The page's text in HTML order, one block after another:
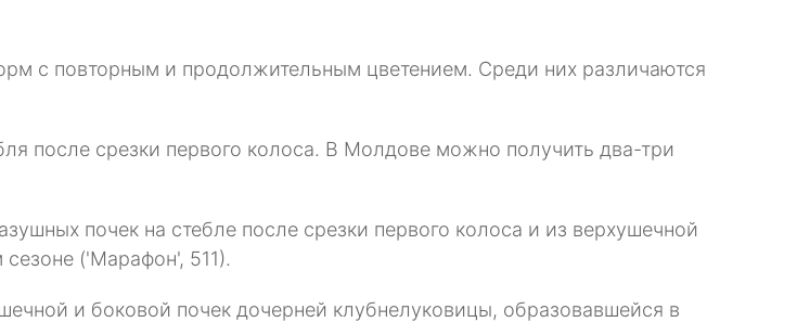
с повторным и продолжительным цветением. Среди них различаются
после срезки первого колоса. В Молдове можно получить два-три
почек на стебле после срезки первого колоса и из верхушечной
('Марафон', 511).
и боковой почек дочерней клубнелуковицы, образовавшейся в